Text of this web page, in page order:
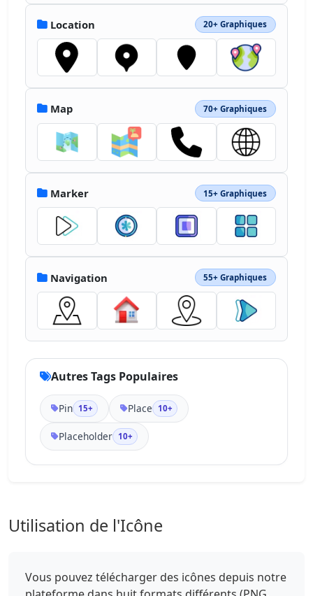
Location 20+ Graphiques
Map 70+ Graphiques
Marker 15+ Graphiques
Navigation 55+ Graphiques
Autres Tags Populaires
Pin 15+ Place 10+
Placeholder 10+
Utilisation de l'Icône
Vous pouvez télécharger des icônes depuis notre